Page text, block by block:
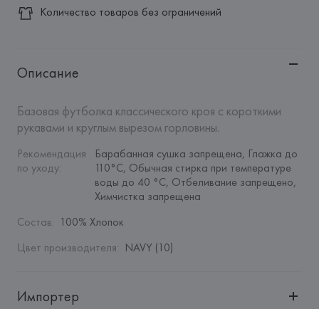
Количество товаров без ограничений
Описание
Базовая футболка классического кроя с короткими
рукавами и круглым вырезом горловины.
Рекомендация
по уходу:
Барабанная сушка запрещена, Глажка до
110°C, Обычная стирка при температуре
воды до 40 °C, Отбеливание запрещено,
Химчистка запрещена
Состав: 100% Хлопок
Цвет производителя: NAVY (10)
Импортер